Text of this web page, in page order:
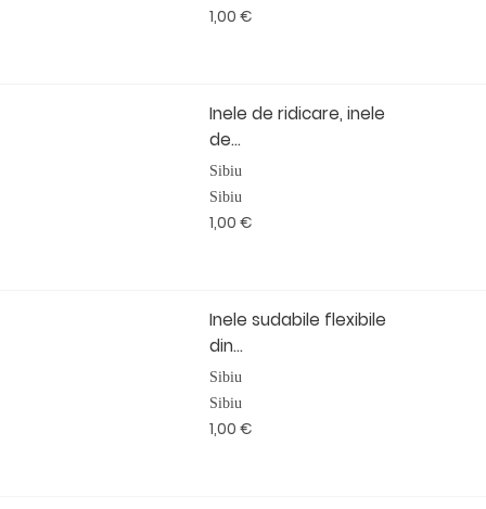
1,00 €
Inele de ridicare, inele
de...
Sibiu
Sibiu
1,00 €
Inele sudabile flexibile
din...
Sibiu
Sibiu
1,00 €